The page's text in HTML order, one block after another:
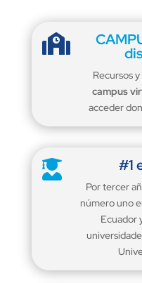

Recursos
campus
acceder
 #1
Por tercer
número uno
Ecuador